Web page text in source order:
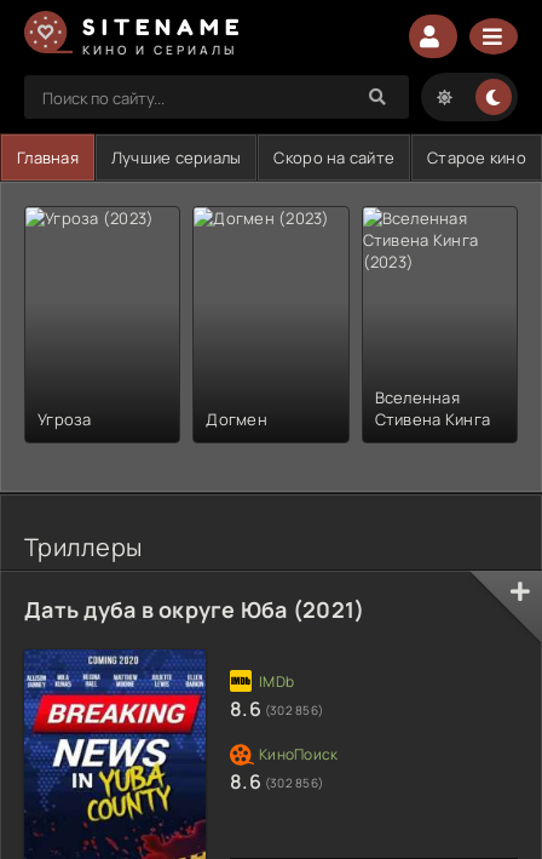
SITENAME
КИНО И СЕРИАЛЫ
Главная Лучшие сериалы Скоро на сайте Старое кино
Угроза Догмен
Вселенная
Стивена Кинга
Триллеры
Дать дуба в округе Юба (2021)
8.6 (302 856)
8.6 (302 856)